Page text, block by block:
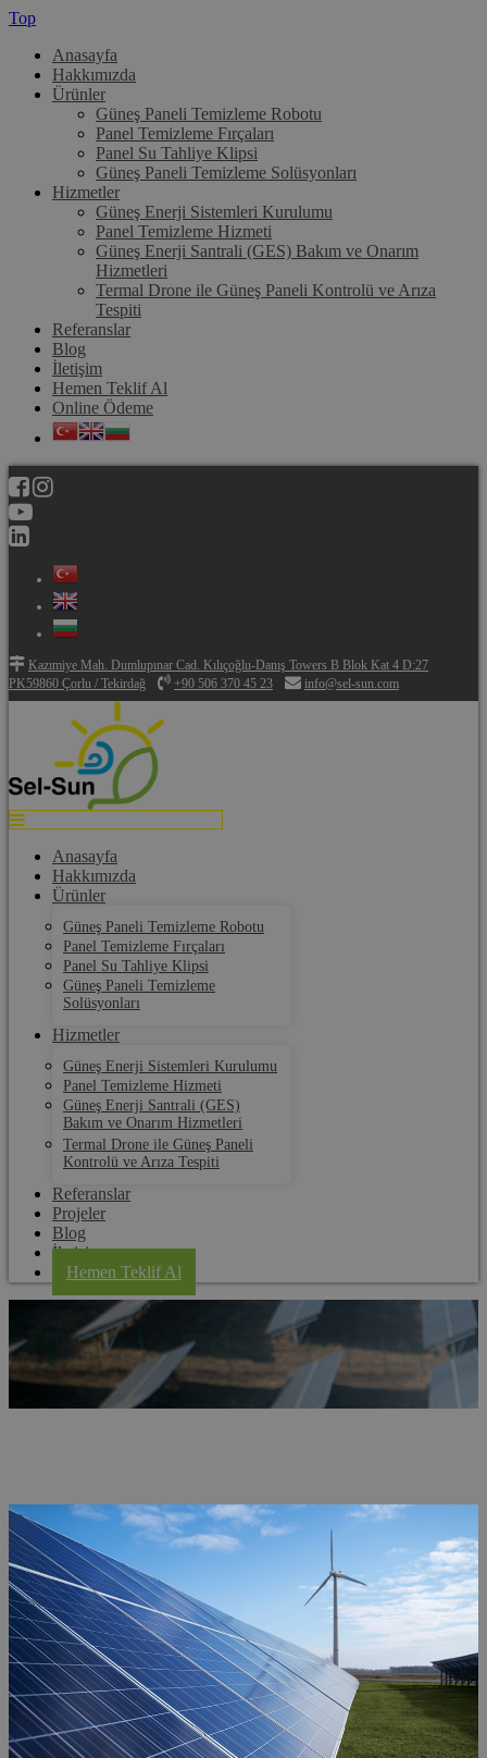
Top
Anasayfa
Hakkımızda
Ürünler
Güneş Paneli Temizleme Robotu
Panel Temizleme Fırçaları
Panel Su Tahliye Klipsi
Güneş Paneli Temizleme Solüsyonları
Hizmetler
Güneş Enerji Sistemleri Kurulumu
Panel Temizleme Hizmeti
Güneş Enerji Santrali (GES) Bakım ve Onarım
Hizmetleri
Termal Drone ile Güneş Paneli Kontrolü ve Arıza
Tespiti
Referanslar
Blog
İletişim
Hemen Teklif Al
Online Ödeme
Kazımiye Mah. Dumlupınar Cad. Kılıçoğlu-Danış Towers B Blok Kat 4 D:27
PK59860 Çorlu / Tekirdağ
+90 506 370 45 23 info@sel-sun.com
Anasayfa
Hakkımızda
Ürünler
Güneş Paneli Temizleme Robotu
Panel Temizleme Fırçaları
Panel Su Tahliye Klipsi
Güneş Paneli Temizleme
Solüsyonları
Hizmetler
Güneş Enerji Sistemleri Kurulumu
Panel Temizleme Hizmeti
Güneş Enerji Santrali (GES)
Bakım ve Onarım Hizmetleri
Termal Drone ile Güneş Paneli
Kontrolü ve Arıza Tespiti
Referanslar
Projeler
Blog
İletişim
Hemen Teklif Al